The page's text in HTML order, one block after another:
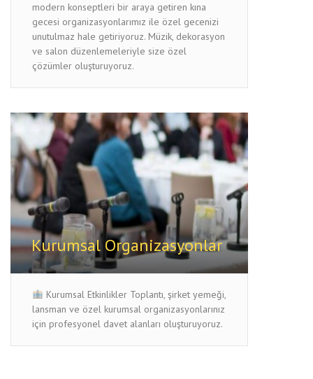
modern konseptleri bir araya getiren kına
gecesi organizasyonlarımız ile özel gecenizi
unutulmaz hale getiriyoruz. Müzik, dekorasyon
ve salon düzenlemeleriyle size özel
çözümler oluşturuyoruz.
Kurumsal Organizasyonlar
Kurumsal Etkinlikler Toplantı, şirket yemeği,
lansman ve özel kurumsal organizasyonlarınız
için profesyonel davet alanları oluşturuyoruz.